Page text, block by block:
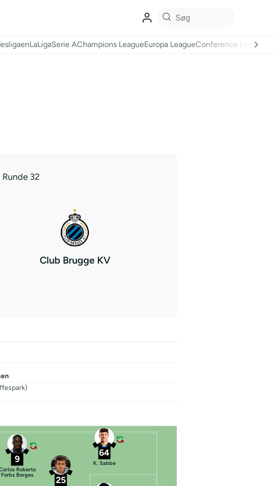
LaLigaSerie AChampions LeagueEuropa LeagueConference League
| Runde 32
Club Brugge KV
64
K. Sabbe
25
9
Roberto
Forbs Borges